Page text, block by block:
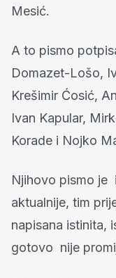
Mesić.
A to pismo
Domazet-Lošo,
Krešimir Ćosić,
Ivan Kapular,
Korade i Nojko
Njihovo pismo je
aktualnije, tim
napisana istinita,
gotovo nije